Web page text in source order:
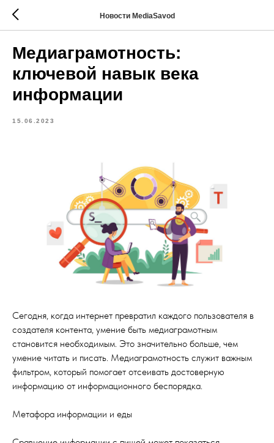
Новости MediaSavod
Медиаграмотность:
ключевой навык века
информации
15.06.2023
Сегодня, когда интернет превратил каждого пользователя в
создателя контента, умение быть медиаграмотным
становится необходимым. Это значительно больше, чем
умение читать и писать. Медиаграмотность служит важным
фильтром, который помогает отсеивать достоверную
информацию от информационного беспорядка.
Метафора информации и еды